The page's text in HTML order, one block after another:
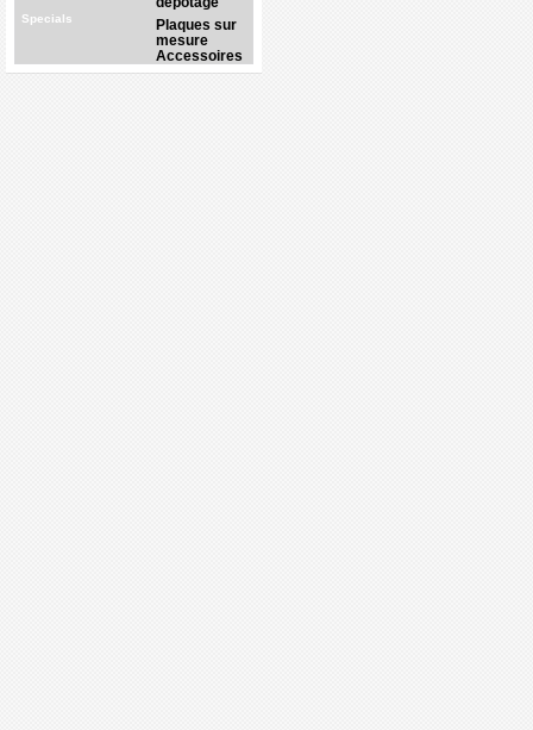
Specials
Plaques sur
mesure
Accessoires